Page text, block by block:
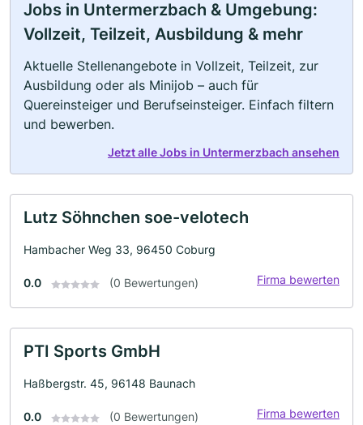
Jobs in Untermerzbach & Umgebung:
Vollzeit, Teilzeit, Ausbildung & mehr
Aktuelle Stellenangebote in Vollzeit, Teilzeit, zur
Ausbildung oder als Minijob – auch für
Quereinsteiger und Berufseinsteiger. Einfach filtern
und bewerben.
Jetzt alle Jobs in Untermerzbach ansehen
Lutz Söhnchen soe-velotech
Hambacher Weg 33, 96450 Coburg
0.0 (0 Bewertungen) Firma bewerten
PTI Sports GmbH
Haßbergstr. 45, 96148 Baunach
0.0 (0 Bewertungen) Firma bewerten